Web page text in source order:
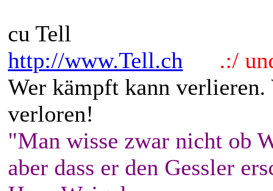
cu Tell
http://www.Tell.ch
.:/
Wer kämpft kann
verloren!
"Man wisse zwar nicht ob
aber dass er den Gessler